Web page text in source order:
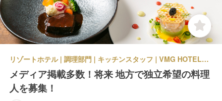
リゾートホテル | 調理部門 | キッチンスタッフ | VMG HOTELS & UNIQUE VENUES 佐原商家町ホテル NIPPONIA
メディア掲載多数！将来 地方で独立希望の料理
人を募集！